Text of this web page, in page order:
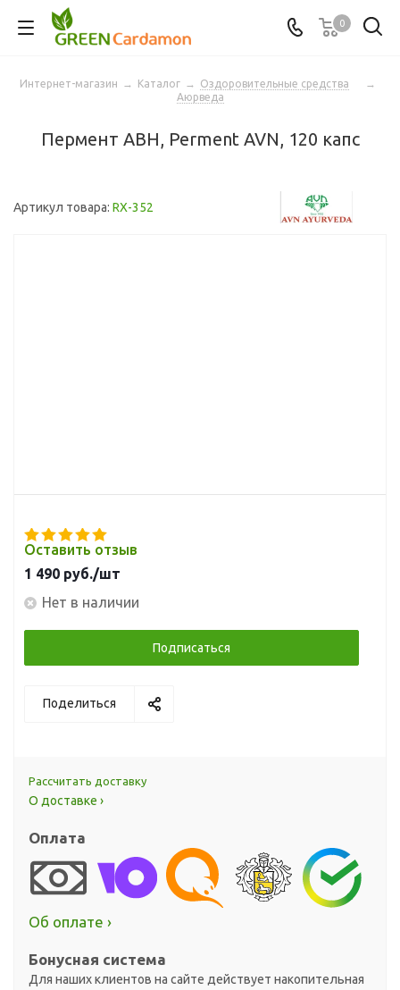
0
Интернет-магазин → Каталог → Оздоровительные средства
→
Аюрведа
Пермент АВН, Perment AVN, 120 капс
Артикул товара: RX-352
Оставить отзыв
1 490 руб./шт
Нет в наличии
Подписаться
Поделиться
Рассчитать доставку
О доставке ›
Оплата
Об оплате ›
Бонусная система
Для наших клиентов на сайте действует накопительная